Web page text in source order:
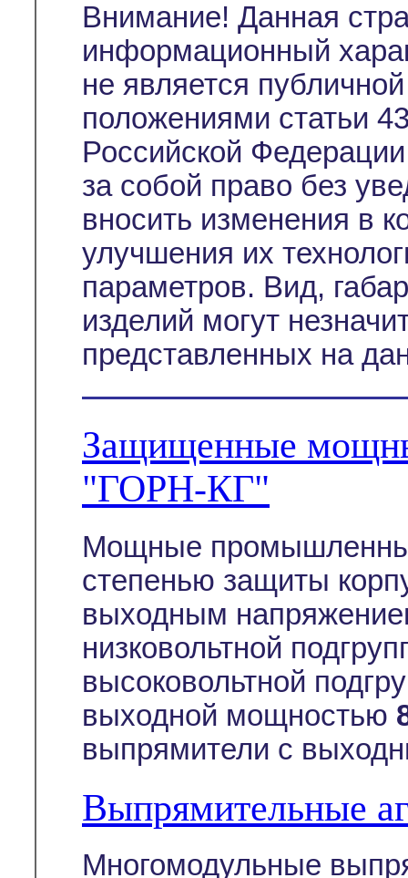
Внимание! Данная
информационный
не является
положениями статьи
Российской
за собой право без
вносить изменения в
улучшения их
параметров. Вид,
изделий могут
представленных на
Защищенные
"ГОРН-КГ"
Мощные
степенью защиты
выходным
низковольтной
высоковольтной
выходной мощностью
выпрямители с
Выпрямительные
Многомодульные